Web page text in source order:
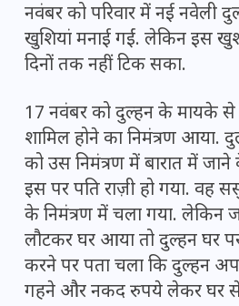
नवंबर को परिवार में नई नवेली
खुशियां मनाई गईं. लेकिन इस
दिनों तक नहीं टिक सका.
17 नवंबर को दुल्हन के मायके से
शामिल होने का निमंत्रण आया.
को उस निमंत्रण में बारात में
इस पर पति राज़ी हो गया. वह
के निमंत्रण में चला गया. लेकिन
लौटकर घर आया तो दुल्हन घर
करने पर पता चला कि दुल्हन
गहने और नकद रुपये लेकर घर से